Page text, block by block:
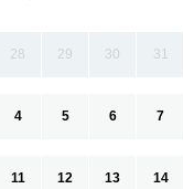
28 29 30 31
4 5 6 7
11 12 13 14